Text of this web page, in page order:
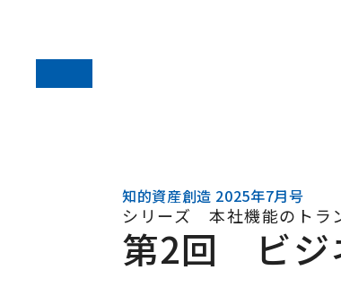
知的資産創造 2025年7月号
シリーズ 本社機能のトラ
第2回 ビジ